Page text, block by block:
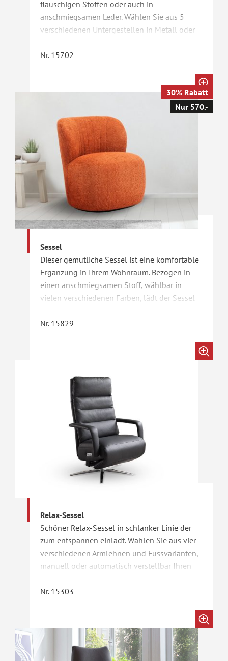
flauschigen Stoffen oder auch in
anschmiegsamen Leder. Wählen Sie aus 5
verschiedenen Untergestellen in Metall oder
Nackenkissen und Hocker erhältlich.
Nr. 15702
Sessel
Dieser gemütliche Sessel ist eine komfortable
Ergänzung in Ihrem Wohnraum. Bezogen in
einen anschmiegsamen Stoff, wählbar in
vielen verschiedenen Farben, lädt der Sessel
Nr. 15829
30% Rabatt
Nur 570.-
Relax-Sessel
Schöner Relax-Sessel in schlanker Linie der
zum entspannen einlädt. Wählen Sie aus vier
verschiedenen Armlehnen und Fussvarianten,
manuell oder automatisch verstellbar Ihren
Waage Liegeposition erhältlich. Des Sessel
Nr. 15303